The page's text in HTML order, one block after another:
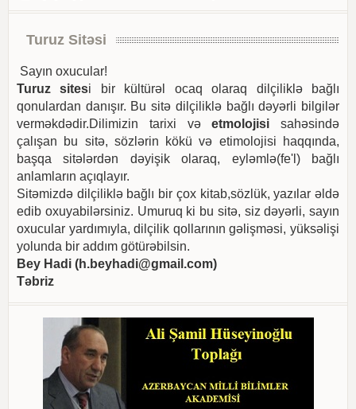
Turuz Sitəsi
Sayın oxucular!
Turuz sitesi bir kültürəl ocaq olaraq dilçiliklə bağlı
qonulardan danışır. Bu sitə dilçiliklə bağlı dəyərli bilgilər
verməkdədir.Dilimizin tarixi vəetmolojisi sahəsində
çalışan bu sitə, sözlərin kökü və etimolojisi haqqında,
başqa sitələrdən dəyişik olaraq, eyləmlə(fe'l) bağlı
anlamların açıqlayır.
Sitəmizdə dilçiliklə bağlı bir çox kitab,sözlük, yazılar əldə
edib oxuyabilərsiniz. Umuruq ki bu sitə, siz dəyərli, sayın
oxucular yardımıyla, dilçilik qollarının gəlişməsi, yüksəlişi
yolunda bir addım götürəbilsin.
Bey Hadi (h.beyhadi@gmail.com)
Təbriz